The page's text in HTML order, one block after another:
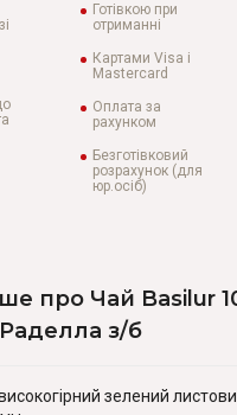
Готівкою при
отриманні
Картами Visa і
Mastercard
Оплата за
рахунком
Безготівковий
розрахунок (для
юр.осіб)
про Чай Basilur
з/б
зелений